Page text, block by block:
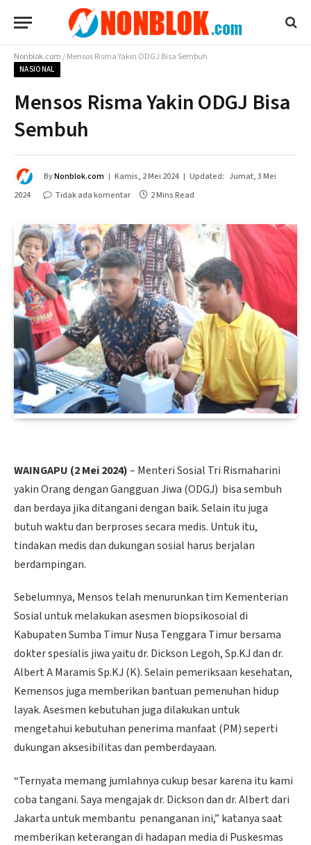
Nonblok.com/Mensos Risma Yakin ODGJ Bisa Sembuh
NASIONAL
Mensos Risma Yakin ODGJ Bisa
Sembuh
ByNonblok.com Kamis, 2 Mei 2024 Updated: Jumat, 3 Mei
2024
Tidak ada komentar 2 Mins Read
WAINGAPU (2 Mei 2024)– Menteri Sosial Tri Rismaharini
yakin Orang dengan Gangguan Jiwa (ODGJ) bisa sembuh
dan berdaya jika ditangani dengan baik. Selain itu juga
butuh waktu dan berproses secara medis. Untuk itu,
tindakan medis dan dukungan sosial harus berjalan
berdampingan.
Sebelumnya, Mensos telah menurunkan tim Kementerian
Sosial untuk melakukan asesmen biopsikosoial di
Kabupaten Sumba Timur Nusa Tenggara Timur bersama
dokter spesialis jiwa yaitu dr. Dickson Legoh, Sp.KJ dan dr.
Albert A Maramis Sp.KJ (K). Selain pemeriksaan kesehatan,
Kemensos juga memberikan bantuan pemenuhan hidup
layak. Asesmen kebutuhan juga dilakukan untuk
mengetahui kebutuhan penerima manfaat (PM) seperti
dukungan aksesibilitas dan pemberdayaan.
“Ternyata memang jumlahnya cukup besar karena itu kami
coba tangani. Saya mengajak dr. Dickson dan dr. Albert dari
Jakarta untuk membantu penanganan ini,” katanya saat
memberikan keterangan di hadapan media di Puskesmas